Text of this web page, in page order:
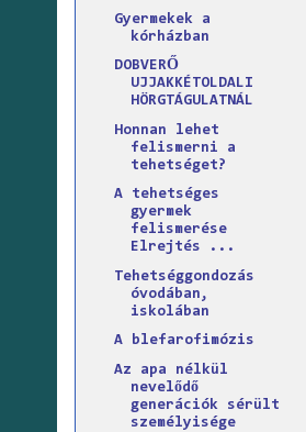
Gyermekek a
kórházban
DOBVERŐ
UJJAKKÉTOLDALI
HÖRGTÁGULATNÁL
Honnan lehet
felismerni a
tehetséget?
A tehetséges
gyermek
felismerése
Elrejtés ...
Tehetséggondozás
óvodában,
iskolában
A blefarofimózis
Az apa nélkül
nevelődő
generációk sérült
személyisége